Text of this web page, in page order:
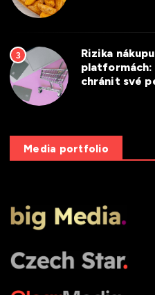
3
Rizika
platformách:
chránit své
Media portfolio